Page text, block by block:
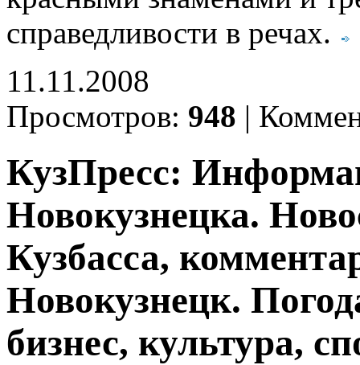
справедливости в речах.
11.11.2008
Просмотров: 948 |
КузПресс:
Новокузнецка.
Кузбасса,
Новокузнецк.
бизнес, культура,